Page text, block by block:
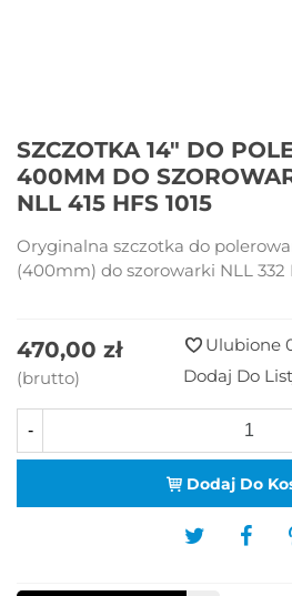
SZCZOTKA 14" DO
400MM DO
NLL 415 HFS 1015
Oryginalna szczotka do
(400mm) do szorowarki NLL 332
470,00 zł
(brutto)
Ulubione
Dodaj Do
-
Dodaj Do